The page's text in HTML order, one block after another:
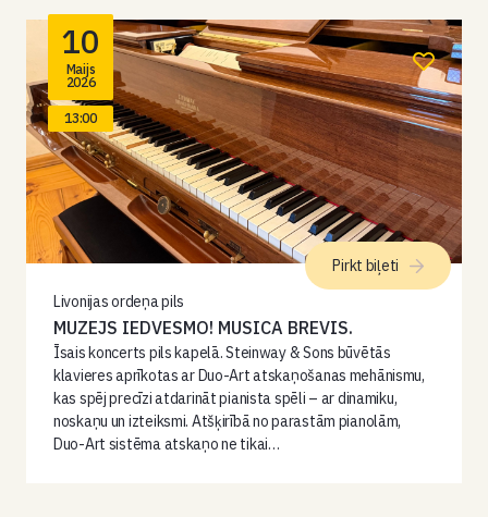
10
Maijs
2026
13:00
Livonijas ordeņa pils
MUZEJS IEDVESMO! MUSICA BREVIS.
Īsais koncerts pils kapelā. Steinway & Sons būvētās
klavieres aprīkotas ar Duo-Art atskaņošanas mehānismu,
kas spēj precīzi atdarināt pianista spēli – ar dinamiku,
noskaņu un izteiksmi. Atšķirībā no parastām pianolām,
Duo-Art sistēma atskaņo ne tikai…
Pirkt biļeti